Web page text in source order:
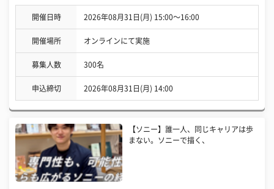
開催日時 2026年08月31日(月) 15:00〜16:00
開催場所 オンラインにて実施
募集人数 300名
申込締切 2026年08月31日(月) 14:00
【ソニー】誰一人、同じキャリアは歩
まない。ソニーで描く、